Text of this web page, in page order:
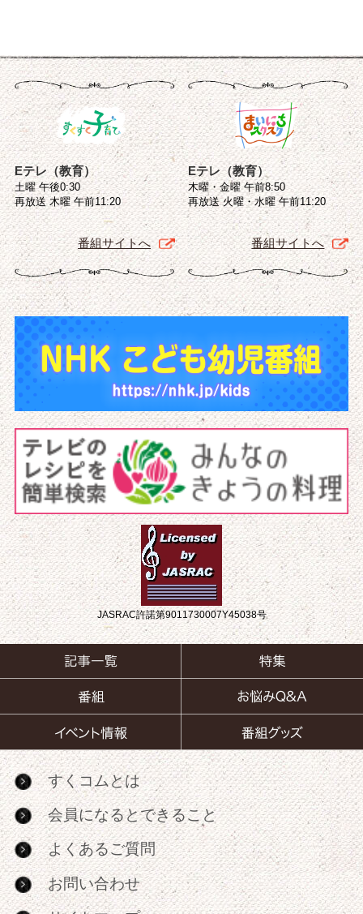
Eテレ（教育）
土曜 午後0:30
再放送 木曜 午前11:20
番組サイトへ
Eテレ（教育）
木曜・金曜 午前8:50
再放送 火曜・水曜 午前11:20
番組サイトへ
JASRAC許諾第9011730007Y45038号
すくコムとは
会員になるとできること
よくあるご質問
お問い合わせ